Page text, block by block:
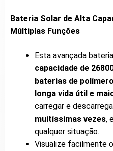
Bateria Solar de Alta
Múltiplas Funções
Esta avançada
capacidade de
baterias de
longa vida útil e
carregar e
muitíssimas vezes,
qualquer situação.
Visualize facilmente